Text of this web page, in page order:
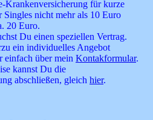
Krankenversicherung für kurze
Singles nicht mehr als 10 Euro
20 Euro.
Du einen speziellen Vertrag.
ein individuelles Angebot
einfach über mein Kontakformular.
kannst Du die
abschließen, gleich hier.